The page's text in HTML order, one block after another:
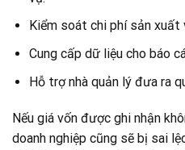
Kiểm soát chi phí sản xuất
Cung cấp dữ liệu cho báo
Hỗ trợ nhà quản lý đưa ra
Nếu giá vốn được ghi nhận
doanh nghiệp cũng sẽ bị sai